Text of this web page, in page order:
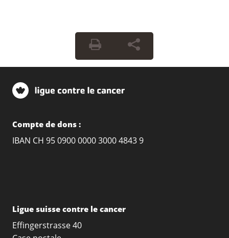
Compte de dons :
IBAN CH 95 0900 0000 3000 4843 9
Ligue suisse contre le cancer
Effingerstrasse 40